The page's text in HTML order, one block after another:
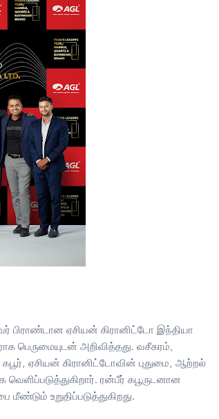
பிராண்டான ஏசியன் கிரானிட்டோ இந்தியா
பெருமையுடன் அறிவித்தது. வசீகரம்,
ஏசியன் கிரானிட்டோவின் புதுமை, ஆற்றல்
ரன்பீர் கபூருடனான
உறுதிப்படுத்துகிறது.